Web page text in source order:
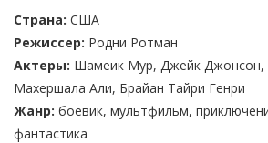
Страна: США
Режиссер: Родни Ротман
Актеры: Шамеик Мур, Джейк Джонсон,
Махершала Али, Брайан Тайри Генри
Жанр: боевик, мультфильм,
фантастика